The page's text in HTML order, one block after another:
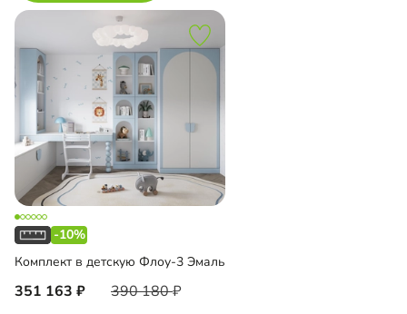
-10%
Комплект в детскую Флоу-3 Эмаль
351 163 390 180